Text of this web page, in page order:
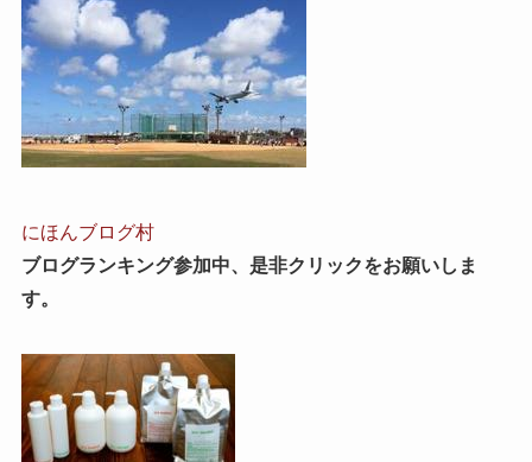
にほんブログ村
ブログランキング参加中、是非クリックをお願いしま
す。